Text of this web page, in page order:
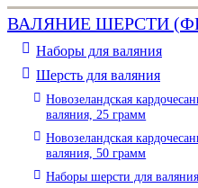
ВАЛЯНИЕ ШЕРСТИ
Наборы для валяния
Шерсть для валяния
Новозеландская
валяния, 25 грамм
Новозеландская
валяния, 50 грамм
Наборы шерсти для валяния